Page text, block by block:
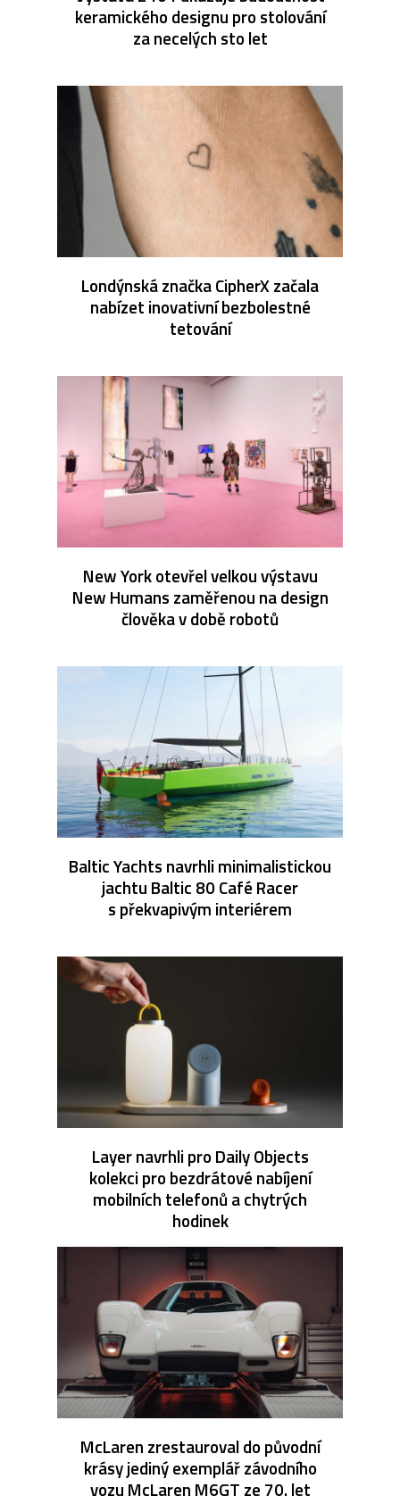
keramického designu pro stolování
za necelých sto let
Londýnská značka CipherX začala
nabízet inovativní bezbolestné
tetování
New York otevřel velkou výstavu
New Humans zaměřenou na design
člověka v době robotů
Baltic Yachts navrhli minimalistickou
jachtu Baltic 80 Café Racer
s překvapivým interiérem
Layer navrhli pro Daily Objects
kolekci pro bezdrátové nabíjení
mobilních telefonů a chytrých
hodinek
McLaren zrestauroval do původní
krásy jediný exemplář závodního
vozu McLaren M6GT ze 70. let